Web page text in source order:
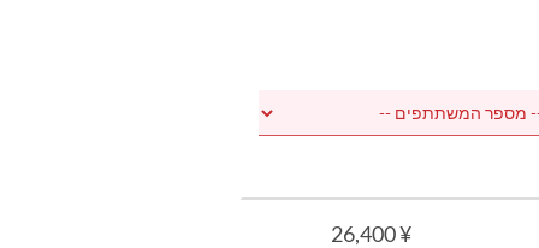
¥ 26,400